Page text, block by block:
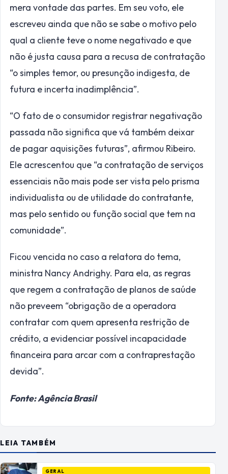
mera vontade das partes. Em seu voto, ele
escreveu ainda que não se sabe o motivo pelo
qual a cliente teve o nome negativado e que
não é justa causa para a recusa de contratação
“o simples temor, ou presunção indigesta, de
futura e incerta inadimplência”.
“O fato de o consumidor registrar negativação
passada não significa que vá também deixar
de pagar aquisições futuras”, afirmou Ribeiro.
Ele acrescentou que “a contratação de serviços
essenciais não mais pode ser vista pelo prisma
individualista ou de utilidade do contratante,
mas pelo sentido ou função social que tem na
comunidade”.
Ficou vencida no caso a relatora do tema,
ministra Nancy Andrighy. Para ela, as regras
que regem a contratação de planos de saúde
não preveem “obrigação de a operadora
contratar com quem apresenta restrição de
crédito, a evidenciar possível incapacidade
financeira para arcar com a contraprestação
devida”.
Fonte: Agência Brasil
LEIA TAMBÉM
GERAL